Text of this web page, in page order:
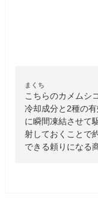
まくち
こちらのカメムシ
冷却成分と2種の
に瞬間凍結させて
射しておくことで
できる頼りになる